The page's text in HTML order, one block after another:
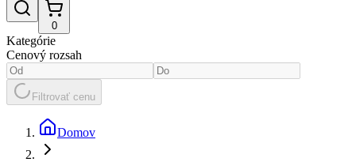
0
Kategórie
Cenový rozsah
Filtrovať cenu
Domov